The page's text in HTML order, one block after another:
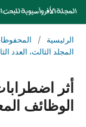
الرئيسية /
المجلد الثالث، العدد
أثر
الوظائف